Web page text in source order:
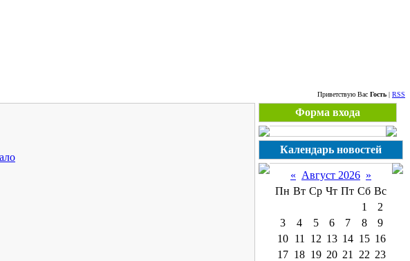
Приветствую Вас Гость | RSS
Форма входа
Календарь новостей
« Август 2026 »
Пн Вт Ср Чт Пт Сб Вс
1
2
3
4 5 6 7 8
9
10
11 12 13 14 15 16
17 18 19 20 21 22 23